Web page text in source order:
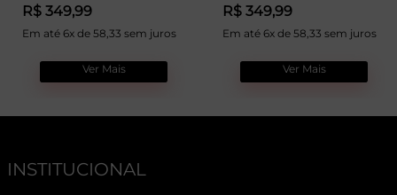
R$ 349,99
Em até 6x de 58,33 sem juros
Ver Mais
R$ 349,99
Em até 6x de 58,33 sem juros
Ver Mais
INSTITUCIONAL